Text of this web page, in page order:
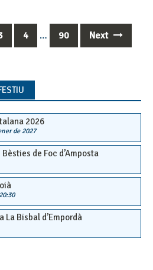
4 … 90 Next
2026
de 2027
de Foc d’Amposta
La Bisbal d’Empordà